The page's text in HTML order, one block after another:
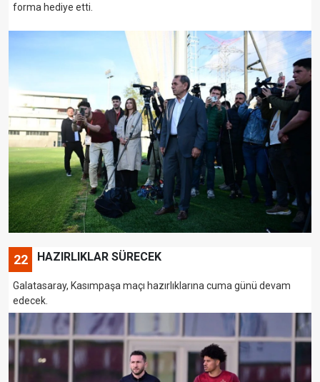
forma hediye etti.
22 HAZIRLIKLAR SÜRECEK
Galatasaray, Kasımpaşa maçı hazırlıklarına cuma günü devam
edecek.